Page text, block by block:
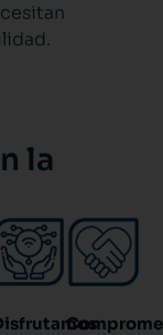
la